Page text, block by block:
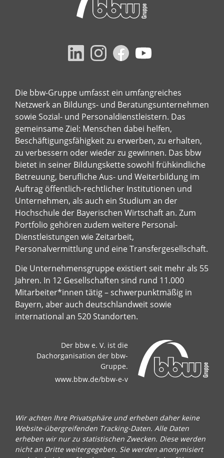
Die bbw-Gruppe umfasst ein umfangreiches
Netzwerk an Bildungs- und Beratungsunternehmen
sowie Sozial- und Personaldienstleistern. Das
gemeinsame Ziel: Menschen dabei helfen,
Beschäftigungsfähigkeit zu erwerben, zu erhalten,
zu verbessern oder wieder zu gewinnen. Das bbw
bietet in seiner Bildungskette sowohl frühkindliche
Betreuung, berufliche Aus- und Weiterbildung im
Auftrag öffentlich-rechtlicher Institutionen und
Unternehmen, als auch ein Studium an der
Hochschule der Bayerischen Wirtschaft an. Zum
Portfolio gehören zudem weitere Personal-
Dienstleistungen wie Zeitarbeit,
Personalvermittlung und eine Transfergesellschaft.
Die Unternehmensgruppe existiert seit mehr als 55
Jahren. In 12 Gesellschaften sind rund 11.000
Mitarbeiter*innen tätig – schwerpunktmäßig in
Bayern, aber auch deutschlandweit sowie
international an 520 Standorten.
Der bbw e. V. ist die
Dachorganisation der bbw-
Gruppe.
www.bbw.de/bbw-e-v
Wir achten Ihre Privatsphäre und erheben daher keine
Website-übergreifenden Tracking-Daten. Alle Daten
erheben wir nur zu statistischen Zwecken. Diese werden
nicht an Dritte weitergegeben. Sie werden anonymisiert